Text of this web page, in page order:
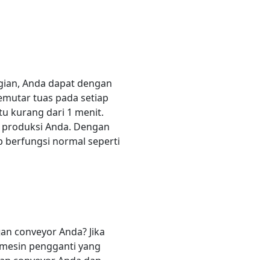
Anda dapat dengan
tuas pada setiap
kurang dari 1 menit.
Anda. Dengan
berfungsi normal seperti
conveyor Anda? Jika
pengganti yang